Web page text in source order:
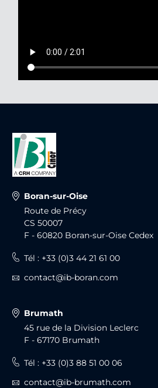
Boran-sur-Oise
Route de Précy
CS 50007
F - 60820 Boran-sur-Oise Cedex
Tél : +33 (0)3 44 21 61 00
contact@ib-boran.com
Brumath
45 rue de la Division Leclerc
F - 67170 Brumath
Tél : +33 (0)3 88 51 00 06
contact@ib-brumath.com